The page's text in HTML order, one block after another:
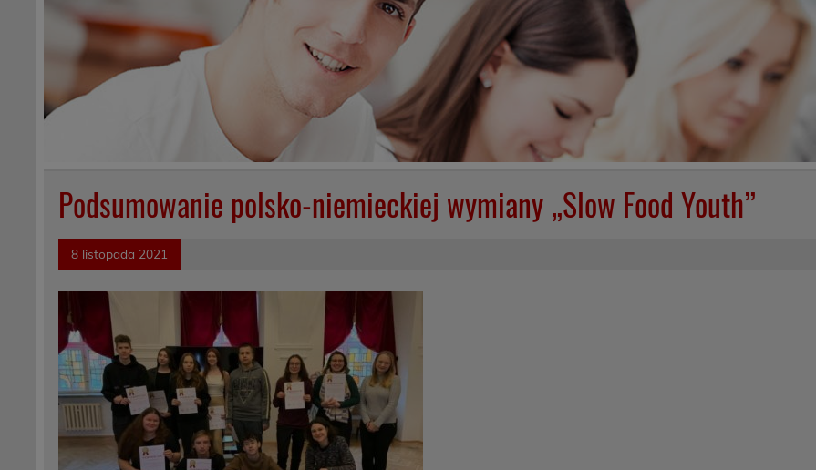
Podsumowanie polsko-niemieckiej wymiany „Slow Food Youth”
8 listopada 2021